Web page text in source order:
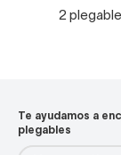
2
Te ayudamos a
plegables